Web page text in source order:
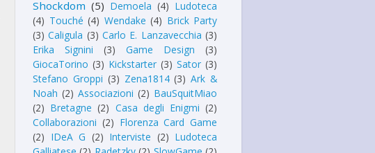
Shockdom (5) Demoela (4) Ludoteca
(4) Touché (4) Wendake (4) Brick Party
(3) Caligula (3) Carlo E. Lanzavecchia (3)
Erika Signini
(3) Game Design
(3)
GiocaTorino (3) Kickstarter (3) Sator (3)
Stefano Groppi (3) Zena1814 (3) Ark &
Noah (2) Associazioni (2) BauSquitMiao
(2) Bretagne (2) Casa degli Enigmi (2)
Collaborazioni (2) Florenza Card Game
(2) IDeA G (2) Interviste (2) Ludoteca